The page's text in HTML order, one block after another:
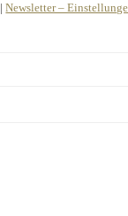
|Newsletter –